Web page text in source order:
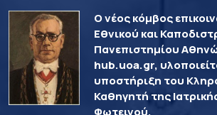
Ο νέος κόμβος
Εθνικού και
Πανεπιστημίου
hub.uoa.gr,
υποστήριξη του
Καθηγητή της
Φωτεινού.